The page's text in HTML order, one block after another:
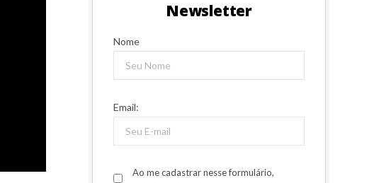
Newsletter
Nome
Email:
Ao me cadastrar nesse formulário,